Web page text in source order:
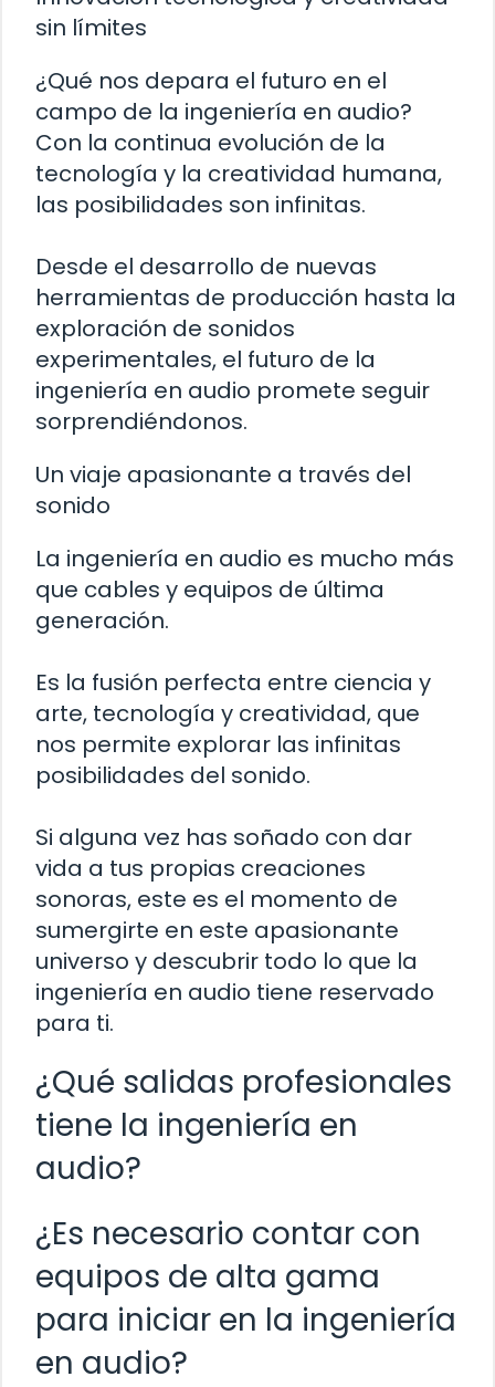
sin límites
¿Qué nos depara el futuro en el
campo de la ingeniería en audio?
Con la continua evolución de la
tecnología y la creatividad humana,
las posibilidades son infinitas.
Desde el desarrollo de nuevas
herramientas de producción hasta la
exploración de sonidos
experimentales, el futuro de la
ingeniería en audio promete seguir
sorprendiéndonos.
Un viaje apasionante a través del
sonido
La ingeniería en audio es mucho más
que cables y equipos de última
generación.
Es la fusión perfecta entre ciencia y
arte, tecnología y creatividad, que
nos permite explorar las infinitas
posibilidades del sonido.
Si alguna vez has soñado con dar
vida a tus propias creaciones
sonoras, este es el momento de
sumergirte en este apasionante
universo y descubrir todo lo que la
ingeniería en audio tiene reservado
para ti.
¿Qué salidas profesionales
tiene la ingeniería en
audio?
¿Es necesario contar con
equipos de alta gama
para iniciar en la ingeniería
en audio?